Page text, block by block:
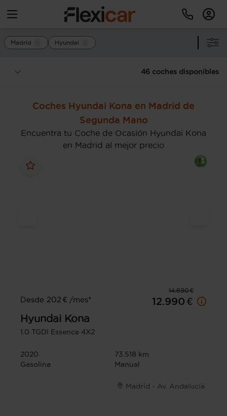
Madrid Hyundai
46 coches disponibles
Coches Hyundai Kona en Madrid de
Segunda Mano
Encuentra tu Coche de Ocasión Hyundai Kona
en Madrid al mejor precio
14.690 €
Desde 202 € /mes*
12.990 €
Hyundai Kona
1.0 TGDI Essence 4X2
2020
73.518 km
Gasolina
Manual
Madrid - Av. Andalucía